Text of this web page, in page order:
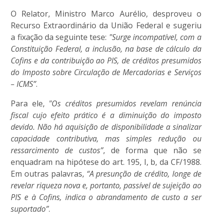
O Relator, Ministro Marco Aurélio, desproveu o
Recurso Extraordinário da União Federal e sugeriu
a fixação da seguinte tese: "Surge incompatível, com a
Constituição Federal, a inclusão, na base de cálculo da
Cofins e da contribuição ao PIS, de créditos presumidos
do Imposto sobre Circulação de Mercadorias e Serviços
– ICMS”.
Para ele, "Os créditos presumidos revelam renúncia
fiscal cujo efeito prático é a diminuição do imposto
devido. Não há aquisição de disponibilidade a sinalizar
capacidade contributiva, mas simples redução ou
ressarcimento de custos”, de forma que não se
enquadram na hipótese do art. 195, I, b, da CF/1988.
Em outras palavras, “A presunção de crédito, longe de
revelar riqueza nova e, portanto, passível de sujeição ao
PIS e à Cofins, indica o abrandamento de custo a ser
suportado”.